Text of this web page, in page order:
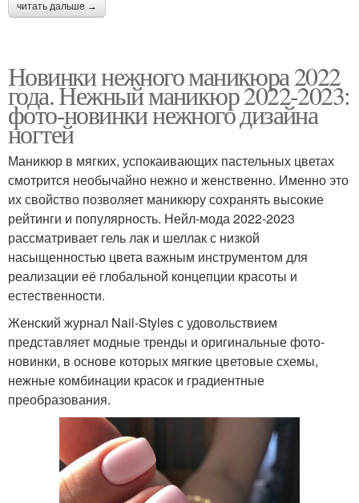
читать дальше →
Новинки нежного маникюра 2022
года. Нежный маникюр 2022-2023:
фото-новинки нежного дизайна
ногтей
Маникюр в мягких, успокаивающих пастельных цветах
смотрится необычайно нежно и женственно. Именно это
их свойство позволяет маникюру сохранять высокие
рейтинги и популярность. Нейл-мода 2022-2023
рассматривает гель лак и шеллак с низкой
насыщенностью цвета важным инструментом для
реализации её глобальной концепции красоты и
естественности.
Женский журнал Nail-Styles с удовольствием
представляет модные тренды и оригинальные фото-
новинки, в основе которых мягкие цветовые схемы,
нежные комбинации красок и градиентные
преобразования.